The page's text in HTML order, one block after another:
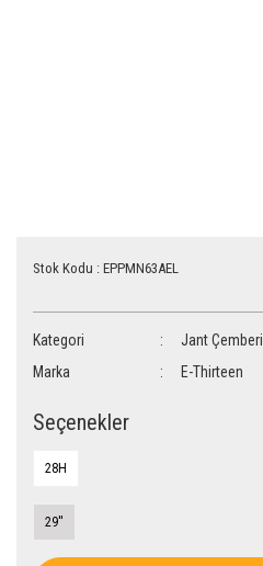
Stok Kodu : EPPMN63AEL
Kategori
Jant Çemberi
Marka
E-Thirteen
Seçenekler
28H
29''